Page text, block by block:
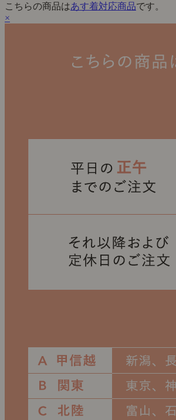
こちらの商品はあす着対応商品です。
×